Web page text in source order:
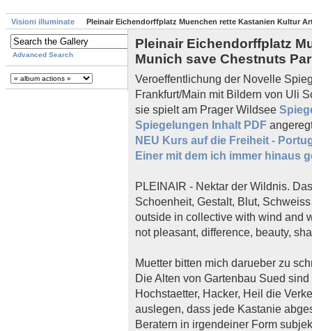
Visioni illuminate Pleinair Eichendorffplatz Muenchen rette Kastanien Kultur
Advanced Search
Pleinair Eichendorffplatz
Munich save Chestnuts
Veroeffentlichung der Novelle
Frankfurt/Main mit Bildern von Uli
sie spielt am Prager Wildsee
Spiegelungen Inhalt PDF
NEU Kurs auf die Freiheit -
Einer mit dem ich immer hinaus
PLEINAIR - Nektar der Wildnis.
Schoenheit, Gestalt, Blut,
outside in collective with wind and
not pleasant, difference, beauty,
Muetter bitten mich darueber zu
Die Alten von Gartenbau Sued
Hochstaetter, Hacker, Heil die
auslegen, dass jede Kastanie
Beratern in irgendeiner Form